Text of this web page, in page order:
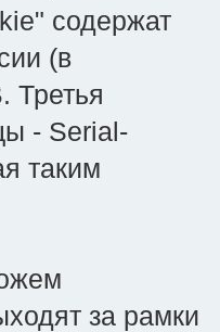
содержат
(в
Третья
- Serial-
таким
за рамки